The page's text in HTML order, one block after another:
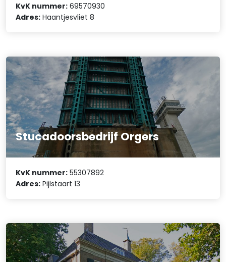
KvK nummer: 69570930
Adres: Haantjesvliet 8
Stucadoorsbedrijf Orgers
KvK nummer: 55307892
Adres: Pijlstaart 13